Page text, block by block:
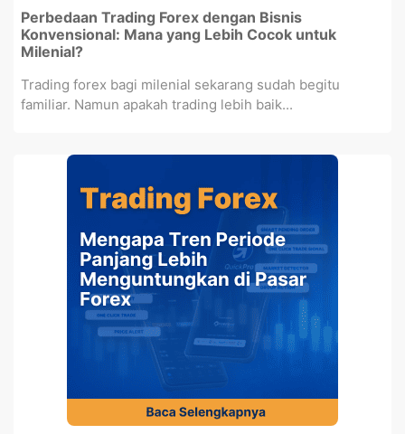
Perbedaan Trading Forex dengan Bisnis
Konvensional: Mana yang Lebih Cocok untuk
Milenial?
Trading forex bagi milenial sekarang sudah begitu
familiar. Namun apakah trading lebih baik...